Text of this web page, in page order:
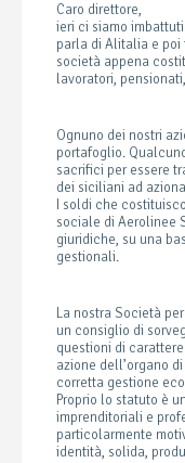
Caro direttore,
ieri ci siamo
parla di Alitalia e
società appena
lavoratori,
Ognuno dei nostri
portafoglio.
sacrifici per essere
dei siciliani ad
I soldi che
sociale di Aerolinee
giuridiche, su una
gestionali.
La nostra Società
un consiglio di
questioni di
azione dell’organo
corretta gestione
Proprio lo statuto è
imprenditoriali e
particolarmente
identità, solida,